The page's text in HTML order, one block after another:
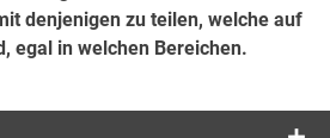
denjenigen zu teilen, welche auf
egal in welchen Bereichen.